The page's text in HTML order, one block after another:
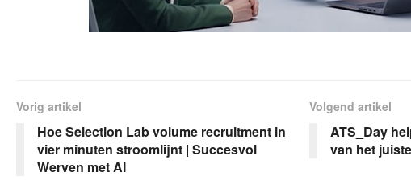
Vorig artikel
Hoe Selection Lab volume recruitment in
vier minuten stroomlijnt | Succesvol
Werven met AI
Volgend artikel
ATS_Day
van het